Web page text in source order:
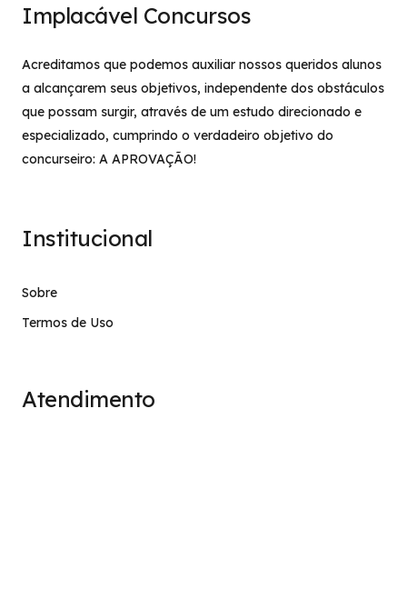
Implacável Concursos
Acreditamos que podemos auxiliar nossos queridos alunos
a alcançarem seus objetivos, independente dos obstáculos
que possam surgir, através de um estudo direcionado e
especializado, cumprindo o verdadeiro objetivo do
concurseiro: A APROVAÇÃO!
Institucional
Sobre
Termos de Uso
Atendimento